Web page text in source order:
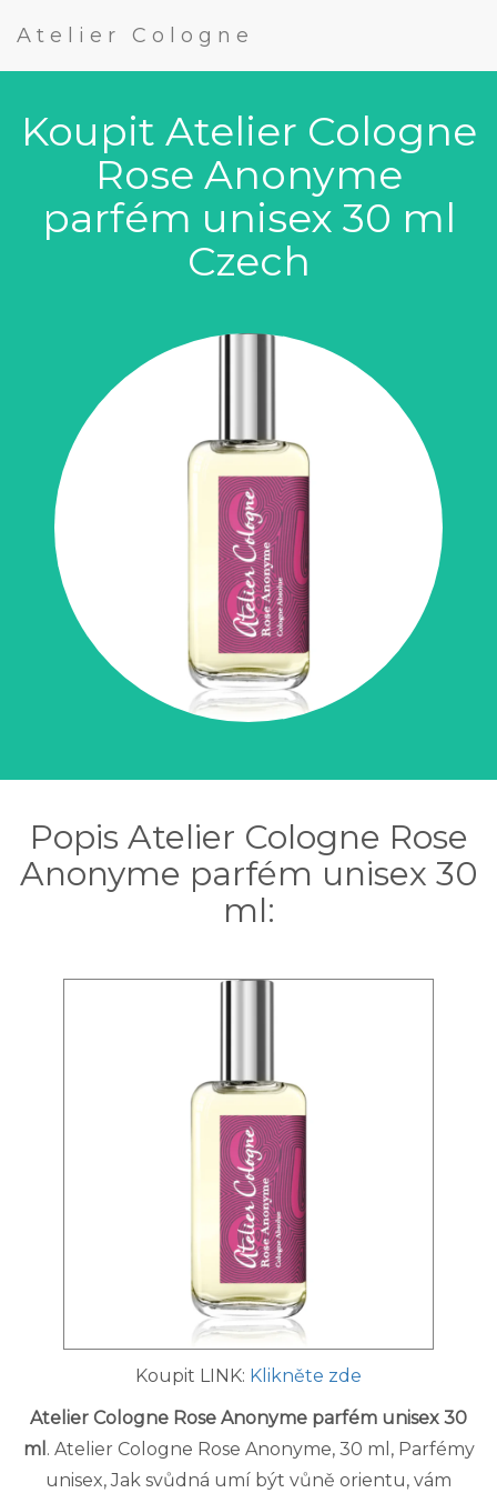
Atelier Cologne
Koupit Atelier Cologne
Rose Anonyme
parfém unisex 30 ml
Czech
Popis Atelier Cologne Rose
Anonyme parfém unisex 30
ml:
Koupit LINK: Klikněte zde
Atelier Cologne Rose Anonyme parfém unisex 30
ml . Atelier Cologne Rose Anonyme, 30 ml, Parfémy
unisex, Jak svůdná umí být vůně orientu, vám